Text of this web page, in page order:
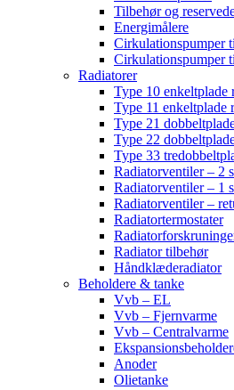
Tilbehør og
Energimålere
Cirkulationspumper
Cirkulationspumper
Radiatorer
Type 10 enkeltplade
Type 11 enkeltplade
Type 21
Type 22
Type 33
Radiatorventiler – 2
Radiatorventiler – 1
Radiatorventiler –
Radiatortermostater
Radiator tilbehør
Håndklæderadiator
Beholdere & tanke
Vvb – EL
Vvb – Fjernvarme
Vvb – Centralvarme
Anoder
Olietanke